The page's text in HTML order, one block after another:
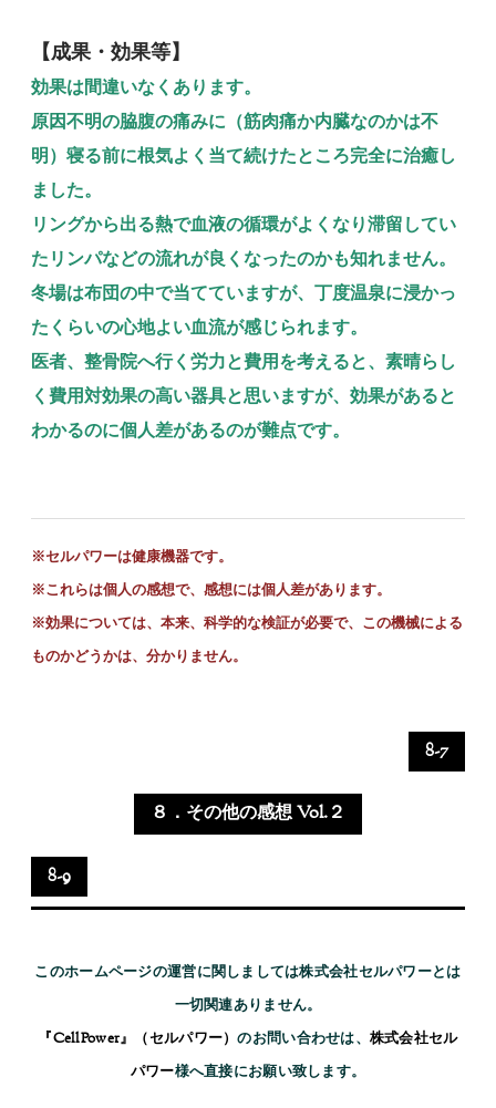
【成果・効果等】
効果は間違いなくあります。
原因不明の脇腹の痛みに（筋肉痛か内臓なのかは不
明）寝る前に根気よく当て続けたところ完全に治癒し
ました。
リングから出る熱で血液の循環がよくなり滞留してい
たリンパなどの流れが良くなったのかも知れません。
冬場は布団の中で当てていますが、丁度温泉に浸かっ
たくらいの心地よい血流が感じられます。
医者、整骨院へ行く労力と費用を考えると、素晴らし
く費用対効果の高い器具と思いますが、効果があると
わかるのに個人差があるのが難点です。
※セルパワーは健康機器です。
※これらは個人の感想で、感想には個人差があります。
※効果については、本来、科学的な検証が必要で、この機械による
ものかどうかは、分かりません。
8-7
８．その他の感想 Vol.２
8-9
このホームページの運営に関しましては株式会社セルパワーとは
一切関連ありません。
『CellPower』（セルパワー）のお問い合わせは、 株式会社セル
パワー様へ直接にお願い致します。